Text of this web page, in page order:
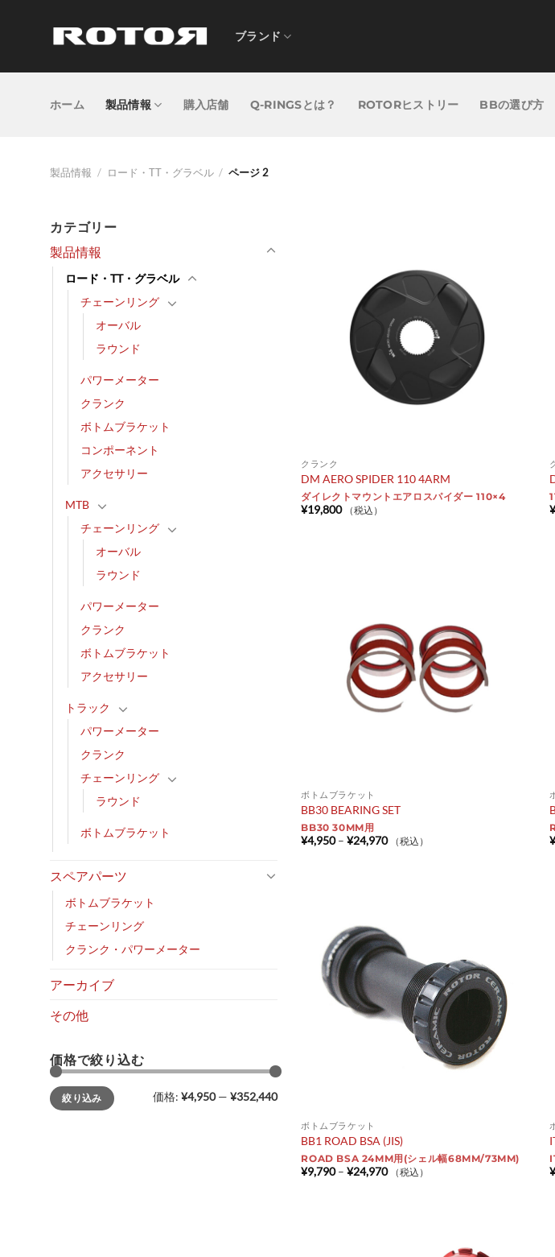
ブランド
ホーム 製品情報 購入店舗 Q-RINGSとは？ ROTORヒストリー BBの選び方
製品情報 / ロード・TT・グラベル / ページ 2
カテゴリー
製品情報
ロード・TT・グラベル
チェーンリング
オーバル
ラウンド
パワーメーター
クランク
ボトムブラケット
コンポーネント
アクセサリー
MTB
チェーンリング
オーバル
ラウンド
パワーメーター
クランク
ボトムブラケット
アクセサリー
トラック
パワーメーター
クランク
チェーンリング
ラウンド
ボトムブラケット
スペアパーツ
ボトムブラケット
チェーンリング
クランク・パワーメーター
アーカイブ
その他
価格で絞り込む
最
低
価
最
高
価
絞り込み 価格: ¥4,950— ¥352,440
クランク
DM AERO SPIDER 110 4ARM
ダイレクトマウントエアロスパイダー 110×4
¥19,800 （税込）
ボトムブラケット
BB30 BEARING SET
BB30 30MM用
¥4,950 –¥24,970価
格
（税込）
ボトムブラケット
BB1 ROAD BSA (JIS)
ROAD BSA 24MM用(シェル幅68MM/73MM)
¥9,790 –¥24,970価
格
（税込）